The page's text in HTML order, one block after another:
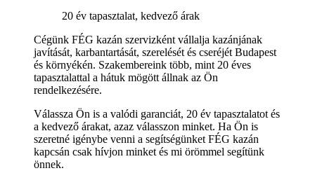
20 év tapasztalat, kedvező árak
Cégünk FÉG kazán szervizként vállalja kazánjának
javítását, karbantartását, szerelését és cseréjét Budapest
és környékén. Szakembereink több, mint 20 éves
tapasztalattal a hátuk mögött állnak az Ön
rendelkezésére.
Válassza Ön is a valódi garanciát, 20 év tapasztalatot és
a kedvező árakat, azaz válasszon minket. Ha Ön is
szeretné igénybe venni a segítségünket FÉG kazán
kapcsán csak hívjon minket és mi örömmel segítünk
önnek.